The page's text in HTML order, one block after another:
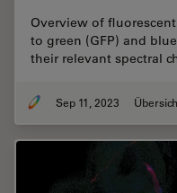
Overview of
to green (GFP) and
their relevant spectral
Sep 11, 2023